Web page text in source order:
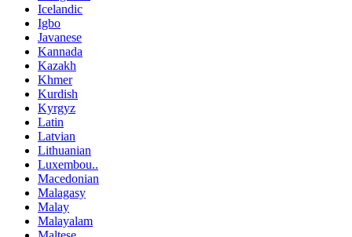
Icelandic
Igbo
Javanese
Kannada
Kazakh
Khmer
Kurdish
Kyrgyz
Latin
Latvian
Lithuanian
Luxembou..
Macedonian
Malagasy
Malay
Malayalam